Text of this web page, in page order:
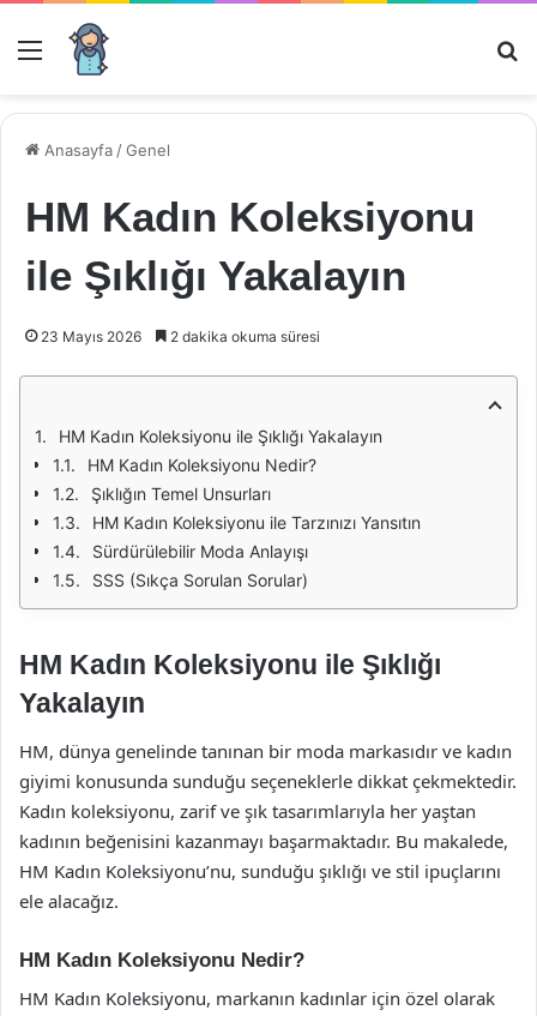
Menü
Anasayfa /Genel
HM Kadın Koleksiyonu
ile Şıklığı Yakalayın
23 Mayıs 2026 2 dakika okuma süresi
HM Kadın Koleksiyonu ile Şıklığı Yakalayın
HM Kadın Koleksiyonu Nedir?
Şıklığın Temel Unsurları
HM Kadın Koleksiyonu ile Tarzınızı Yansıtın
Sürdürülebilir Moda Anlayışı
SSS (Sıkça Sorulan Sorular)
HM Kadın Koleksiyonu ile Şıklığı
Yakalayın
HM, dünya genelinde tanınan bir moda markasıdır ve kadın
giyimi konusunda sunduğu seçeneklerle dikkat çekmektedir.
Kadın koleksiyonu, zarif ve şık tasarımlarıyla her yaştan
kadının beğenisini kazanmayı başarmaktadır. Bu makalede,
HM Kadın Koleksiyonu’nu, sunduğu şıklığı ve stil ipuçlarını
ele alacağız.
HM Kadın Koleksiyonu Nedir?
HM Kadın Koleksiyonu, markanın kadınlar için özel olarak